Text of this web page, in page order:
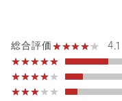
本体重量は710gと比較的
荷物の多い方にもぴった
すべてのカラーに、ブラ
総合評価